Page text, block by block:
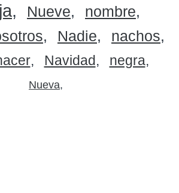
Nueve
nombre
Nadie nachos
Navidad negra
Nueva